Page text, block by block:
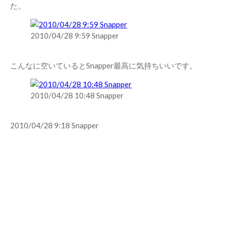
た。
2010/04/28 9:59 Snapper
こんなに空いているとSnapper最高に気持ちいいです。
2010/04/28 10:48 Snapper
2010/04/28 9:18 Snapper